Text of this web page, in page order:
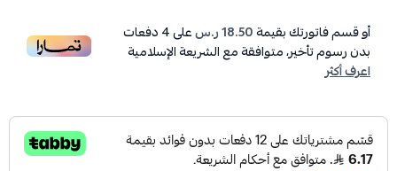
أو قسم فاتورتك بقيمة18.50 ر.س على4دفعات
بدون رسوم تأخير، متوافقة مع الشريعة الإسلامية
اعرف أكثر